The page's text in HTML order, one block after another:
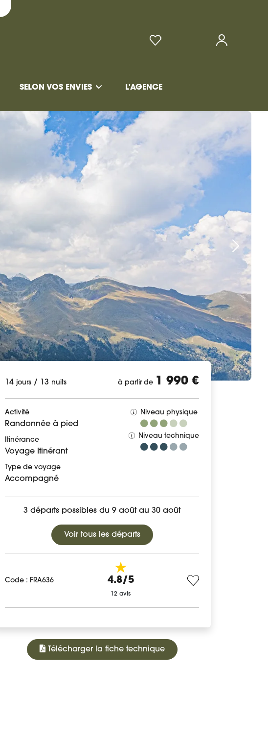
SELON VOS ENVIES L'AGENCE
14 jours / 13 nuits à partir de 1 990 €
Activité
Randonnée à pied
Itinérance
Voyage Itinérant
Type de voyage
Accompagné
Niveau physique
Niveau technique
3 départs possibles du 9 août au 30 août
Voir tous les départs
Code : FRA636 4.8/5
12 avis
Télécharger la fiche technique